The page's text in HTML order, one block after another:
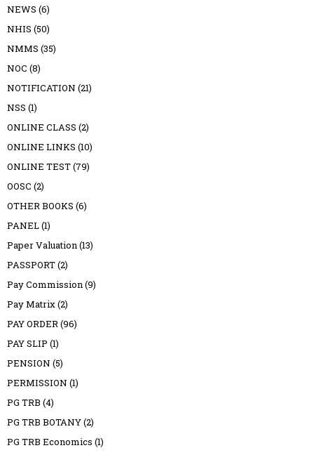
NEWS (6)
NHIS (50)
NMMS (35)
NOC (8)
NOTIFICATION (21)
NSS (1)
ONLINE CLASS (2)
ONLINE LINKS (10)
ONLINE TEST(79)
OOSC (2)
OTHER BOOKS (6)
PANEL(1)
Paper Valuation(13)
PASSPORT(2)
Pay Commission(9)
Pay Matrix(2)
PAY ORDER(96)
PAY SLIP (1)
PENSION (5)
PERMISSION (1)
PG TRB (4)
PG TRB BOTANY(2)
PG TRB Economics (1)